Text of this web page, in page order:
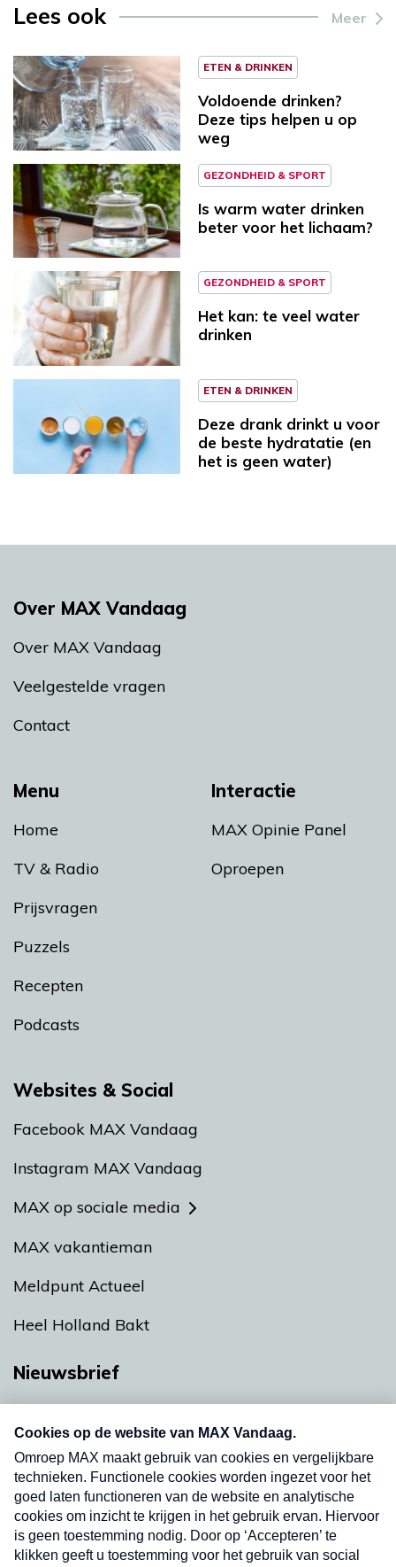
Lees ook Meer
ETEN & DRINKEN
Voldoende drinken?
Deze tips helpen u op
weg
GEZONDHEID & SPORT
Is warm water drinken
beter voor het lichaam?
GEZONDHEID & SPORT
Het kan: te veel water
drinken
ETEN & DRINKEN
Deze drank drinkt u voor
de beste hydratatie (en
het is geen water)
Menu
Home
TV & Radio
Prijsvragen
Puzzels
Recepten
Podcasts
Interactie
MAX Opinie Panel
Oproepen
Over MAX Vandaag
Over MAX Vandaag
Veelgestelde vragen
Contact
Websites & Social
Facebook MAX Vandaag
Instagram MAX Vandaag
MAX op sociale media
MAX vakantieman
Meldpunt Actueel
Heel Holland Bakt
Nieuwsbrief
nieuwsbrief. Elke vrijdag- en dinsdagochtend in
uw mailbox.
Verzend